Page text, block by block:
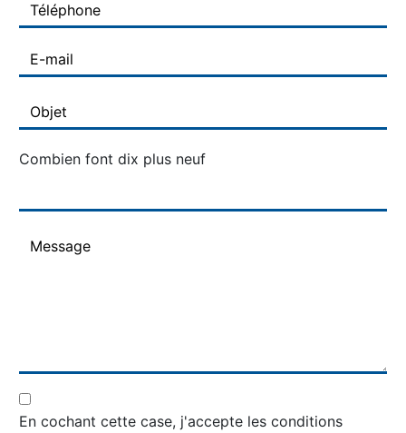
Combien font dix plus neuf
En cochant cette case, j'accepte les conditions